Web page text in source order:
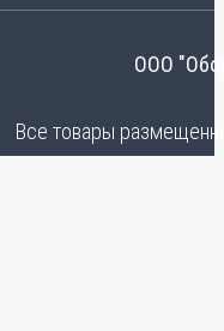
ООО
Все товары